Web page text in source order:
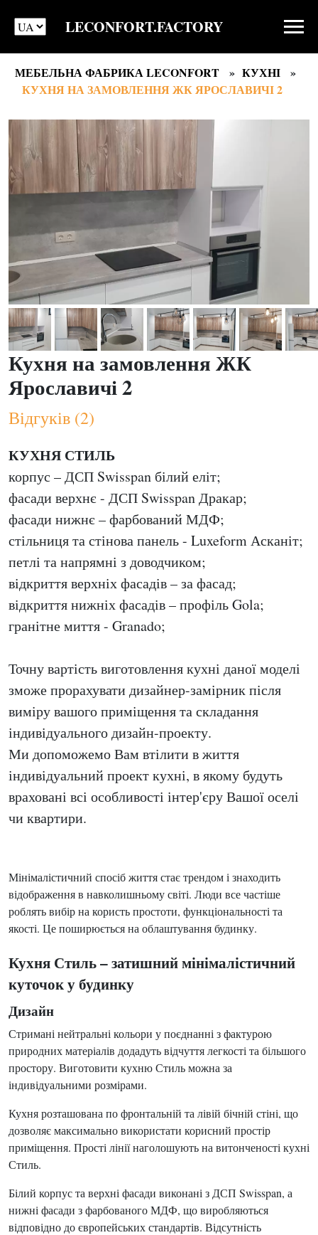
LECONFORT.FACTORY
МЕБЕЛЬНА ФАБРИКА LECONFORT
КУХНІ
КУХНЯ НА ЗАМОВЛЕННЯ ЖК ЯРОСЛАВИЧІ 2
Кухня на замовлення ЖК
Ярославичі 2
Відгуків (2)
КУХНЯ СТИЛЬ
корпус – ДСП Swisspan білий еліт;
фасади верхнє - ДСП Swisspan Дракар;
фасади нижнє – фарбований МДФ;
стільниця та стінова панель - Luxeform Асканіт;
петлі та напрямні з доводчиком;
відкриття верхніх фасадів – за фасад;
відкриття нижніх фасадів – профіль Gola;
гранітне миття - Granado;
Точну вартість виготовлення кухні даної моделі
зможе прорахувати дизайнер-замірник після
виміру вашого приміщення та складання
індивідуального дизайн-проекту.
Ми допоможемо Вам втілити в життя
індивідуальний проект кухні, в якому будуть
враховані всі особливості інтер'єру Вашої оселі
чи квартири.
Мінімалістичний спосіб життя стає трендом і знаходить
відображення в навколишньому світі. Люди все частіше
роблять вибір на користь простоти, функціональності та
якості. Це поширюється на облаштування будинку.
Кухня Стиль – затишний мінімалістичний
куточок у будинку
Дизайн
Стримані нейтральні кольори у поєднанні з фактурою
природних матеріалів додадуть відчуття легкості та більшого
простору. Виготовити кухню Стиль можна за
індивідуальними розмірами.
Кухня розташована по фронтальній та лівій бічній стіні, що
дозволяє максимально використати корисний простір
приміщення. Прості лінії наголошують на витонченості кухні
Стиль.
Білий корпус та верхні фасади виконані з ДСП Swisspan, а
нижні фасади з фарбованого МДФ, що виробляються
відповідно до європейських стандартів. Відсутність